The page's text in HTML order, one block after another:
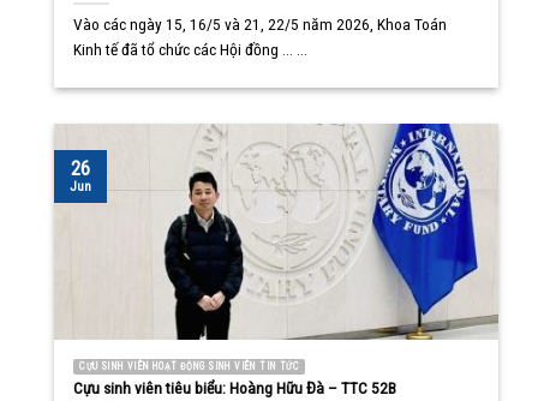
Vào các ngày 15, 16/5 và 21, 22/5 năm 2026, Khoa Toán
Kinh tế đã tổ chức các Hội đồng ... ...
CỰU SINH VIÊN HOẠT ĐỘNG SINH VIÊN TIN TỨC
Cựu sinh viên tiêu biểu: Hoàng Hữu Đà – TTC 52B
26
Jun